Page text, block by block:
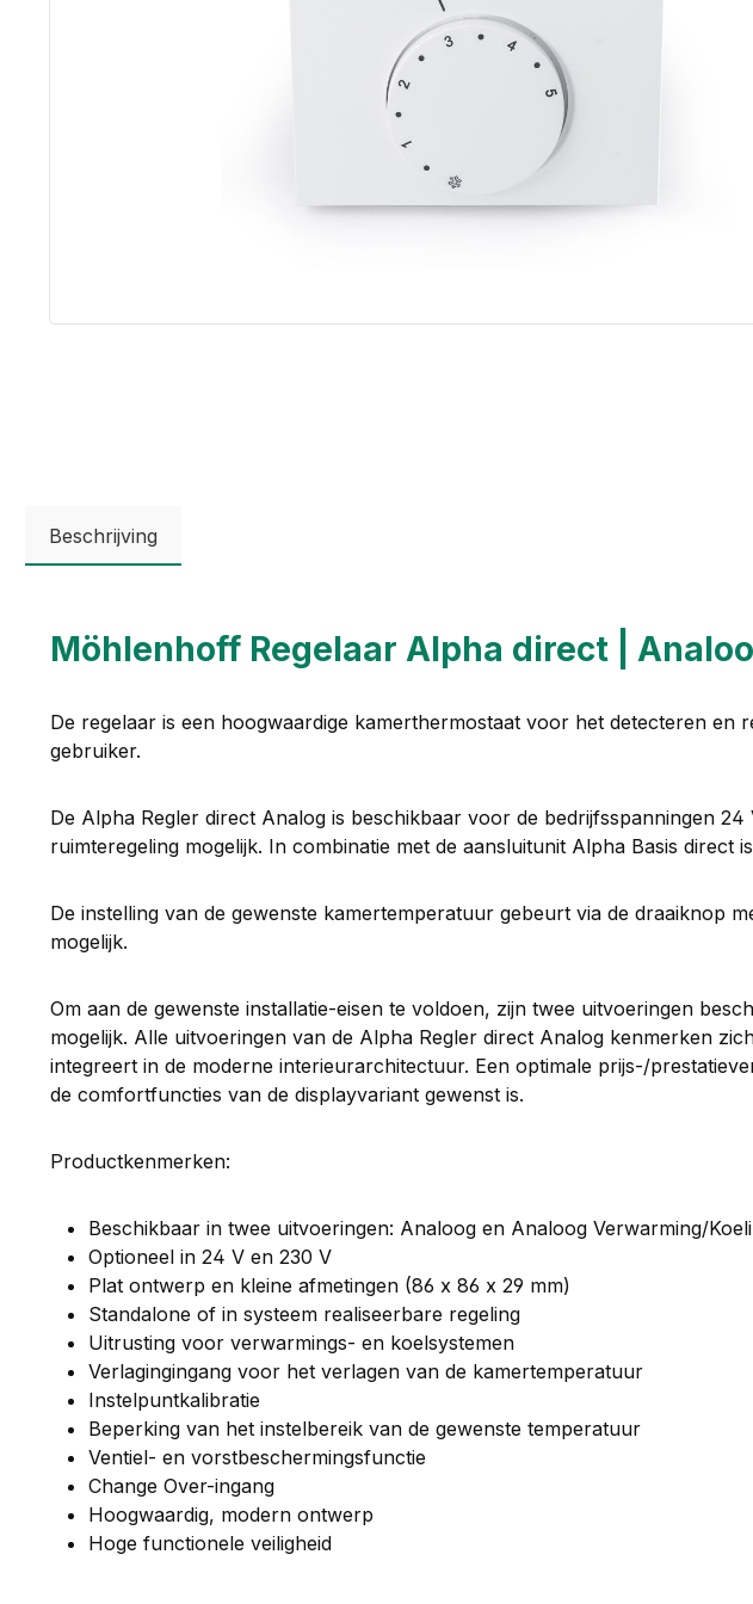
Beschrijving
Möhlenhoff Regelaar Alpha direct |
De regelaar is een hoogwaardige kamerthermostaat voor het detecteren
gebruiker.
De Alpha Regler direct Analog is beschikbaar voor de bedrijfsspanningen
ruimteregeling mogelijk. In combinatie met de aansluitunit Alpha Basis
De instelling van de gewenste kamertemperatuur gebeurt via de draaiknop
mogelijk.
Om aan de gewenste installatie-eisen te voldoen, zijn twee uitvoeringen
mogelijk. Alle uitvoeringen van de Alpha Regler direct Analog kenmerken
integreert in de moderne interieurarchitectuur. Een optimale prijs-/
de comfortfuncties van de displayvariant gewenst is.
Productkenmerken:
Beschikbaar in twee uitvoeringen: Analoog en Analoog Verwarming/
Optioneel in 24 V en 230 V
Plat ontwerp en kleine afmetingen (86 x 86 x 29 mm)
Standalone of in systeem realiseerbare regeling
Uitrusting voor verwarmings- en koelsystemen
Verlagingingang voor het verlagen van de kamertemperatuur
Instelpuntkalibratie
Beperking van het instelbereik van de gewenste temperatuur
Ventiel- en vorstbeschermingsfunctie
Change Over-ingang
Hoogwaardig, modern ontwerp
Hoge functionele veiligheid